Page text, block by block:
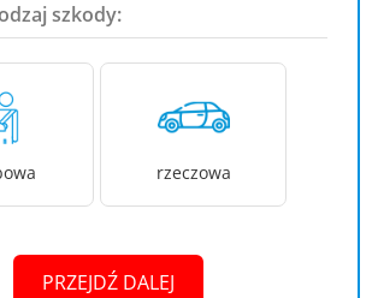
szkody:
rzeczowa
PRZEJDŹ DALEJ